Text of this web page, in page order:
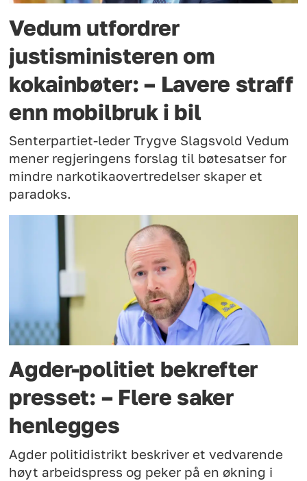
Vedum utfordrer
justisministeren om
kokainbøter: – Lavere straff
enn mobilbruk i bil
Senterpartiet-leder Trygve Slagsvold Vedum
mener regjeringens forslag til bøtesatser for
mindre narkotikaovertredelser skaper et
paradoks.
Agder-politiet bekrefter
presset: – Flere saker
henlegges
Agder politidistrikt beskriver et vedvarende
høyt arbeidspress og peker på en økning i